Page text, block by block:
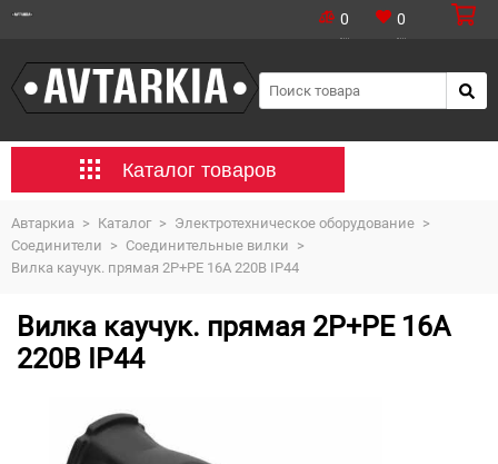
0 0
Каталог товаров
Автаркиа > Каталог > Электротехническое оборудование >
Соединители > Соединительные вилки >
Вилка каучук. прямая 2Р+РЕ 16А 220В IP44
Вилка каучук. прямая 2Р+РЕ 16А
220В IP44